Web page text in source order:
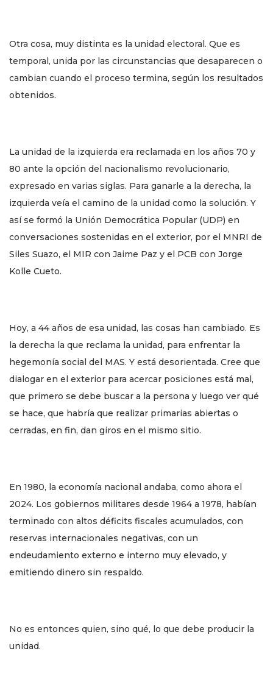
Otra cosa, muy distinta es la unidad electoral. Que es
temporal, unida por las circunstancias que desaparecen o
cambian cuando el proceso termina, según los resultados
obtenidos.
La unidad de la izquierda era reclamada en los años 70 y
80 ante la opción del nacionalismo revolucionario,
expresado en varias siglas. Para ganarle a la derecha, la
izquierda veía el camino de la unidad como la solución. Y
así se formó la Unión Democrática Popular (UDP) en
conversaciones sostenidas en el exterior, por el MNRI de
Siles Suazo, el MIR con Jaime Paz y el PCB con Jorge
Kolle Cueto.
Hoy, a 44 años de esa unidad, las cosas han cambiado. Es
la derecha la que reclama la unidad, para enfrentar la
hegemonía social del MAS. Y está desorientada. Cree que
dialogar en el exterior para acercar posiciones está mal,
que primero se debe buscar a la persona y luego ver qué
se hace, que habría que realizar primarias abiertas o
cerradas, en fin, dan giros en el mismo sitio.
En 1980, la economía nacional andaba, como ahora el
2024. Los gobiernos militares desde 1964 a 1978, habían
terminado con altos déficits fiscales acumulados, con
reservas internacionales negativas, con un
endeudamiento externo e interno muy elevado, y
emitiendo dinero sin respaldo.
No es entonces quien, sino qué, lo que debe producir la
unidad.